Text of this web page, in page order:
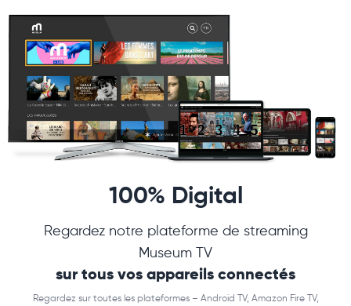
100% Digital
Regardez notre plateforme de streaming
Museum TV
sur tous vos appareils connectés
Regardez sur toutes les plateformes – Android TV, Amazon Fire TV,